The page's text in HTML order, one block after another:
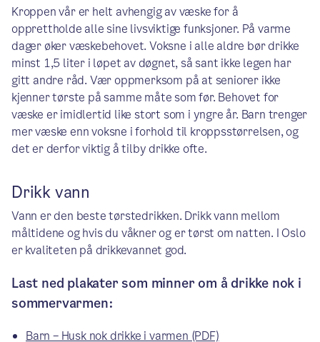
Kroppen vår er helt avhengig av væske for å
opprettholde alle sine livsviktige funksjoner. På varme
dager øker væskebehovet. Voksne i alle aldre bør drikke
minst 1,5 liter i løpet av døgnet, så sant ikke legen har
gitt andre råd. Vær oppmerksom på at seniorer ikke
kjenner tørste på samme måte som før. Behovet for
væske er imidlertid like stort som i yngre år. Barn trenger
mer væske enn voksne i forhold til kroppsstørrelsen, og
det er derfor viktig å tilby drikke ofte.
Drikk vann
Vann er den beste tørstedrikken. Drikk vann mellom
måltidene og hvis du våkner og er tørst om natten. I Oslo
er kvaliteten på drikkevannet god.
Last ned plakater som minner om å drikke nok i
sommervarmen:
Barn – Husk nok drikke i varmen (PDF)